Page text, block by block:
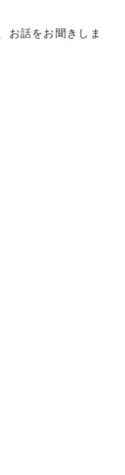
お話をお聞きしま